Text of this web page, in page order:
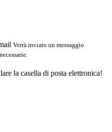
Verrà inviato un messaggio
la casella di posta elettronica!